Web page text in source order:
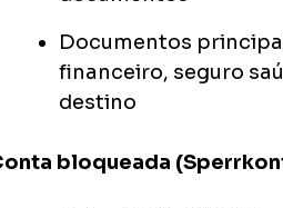
Documentos
financeiro, seguro
destino
bloqueada